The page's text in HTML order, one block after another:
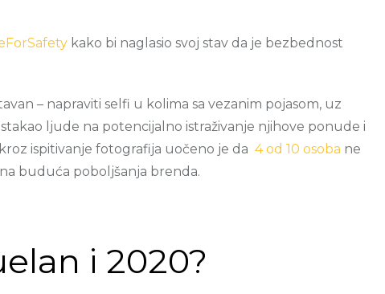
kako bi naglasio svoj stav da je bezbednost
– napraviti selfi u kolima sa vezanim pojasom, uz
ljude na potencijalno istraživanje njihove ponude i
ispitivanje fotografija uočeno je da 4 od 10 osoba ne
buduća poboljšanja brenda.
i 2020?